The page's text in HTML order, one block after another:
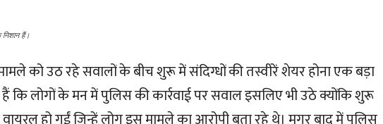
निशान हैं।
को उठ रहे सवालों के बीच शुरू में संदिग्धों की तस्वीरें शेयर होना एक बड़ा
हैं कि लोगों के मन में पुलिस की कार्रवाई पर सवाल इसलिए भी उठे क्योंकि शुरू